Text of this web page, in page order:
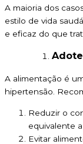
A maioria dos
estilo de vida
e eficaz do que
A alimentação é
hipertensão.
Reduzir o
equivalente
Evitar